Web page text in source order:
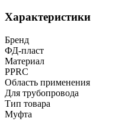
Характеристики
Бренд
ФД-пласт
Материал
PPRC
Область применения
Для трубопровода
Тип товара
Муфта